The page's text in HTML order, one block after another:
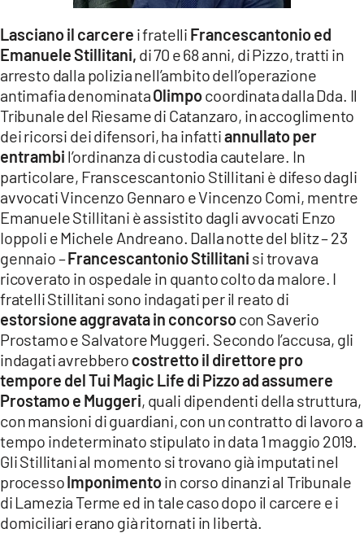
LACITYMAG.IT
ILREGGINO.IT
COSENZACHANNEL.IT
ILVIBONESE.IT
CATANZAROCHANNEL.IT
LACAPITALENEWS.IT
App
ANDROID
APPLE
Lasciano il carcere i fratelli Francescantonio ed
Emanuele Stillitani, di 70 e 68 anni, di Pizzo, tratti in
arresto dalla polizia nell’ambito dell’operazione
antimafia denominataOlimpocoordinata dalla Dda. Il
Tribunale del Riesame di Catanzaro, in accoglimento
dei ricorsi dei difensori, ha infattiannullato per
entrambi l’ordinanza di custodia cautelare. In
particolare, Franscescantonio Stillitani è difeso dagli
avvocati Vincenzo Gennaro e Vincenzo Comi, mentre
Emanuele Stillitani è assistito dagli avvocati Enzo
Ioppoli e Michele Andreano. Dalla notte del blitz – 23
gennaio –Francescantonio Stillitani si trovava
ricoverato in ospedale in quanto colto da malore. I
fratelli Stillitani sono indagati per il reato di
estorsione aggravata in concorsocon Saverio
Prostamo e Salvatore Muggeri. Secondo l’accusa, gli
indagati avrebbero costretto il direttore pro
tempore del Tui Magic Life di Pizzo ad assumere
Prostamo e Muggeri, quali dipendenti della struttura,
con mansioni di guardiani, con un contratto di lavoro a
tempo indeterminato stipulato in data 1 maggio 2019.
Gli Stillitani al momento si trovano già imputati nel
processoImponimentoin corso dinanzi al Tribunale
di Lamezia Terme ed in tale caso dopo il carcere e i
domiciliari erano già ritornati in libertà.